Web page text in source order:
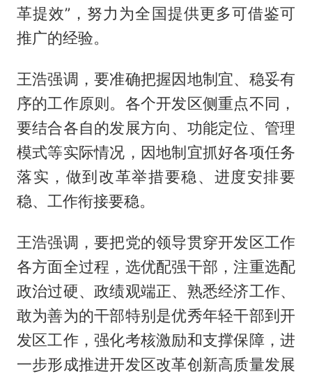
革提效”，努力为全国提供更多可借鉴可
推广的经验。
王浩强调，要准确把握因地制宜、稳妥有
序的工作原则。各个开发区侧重点不同，
要结合各自的发展方向、功能定位、管理
模式等实际情况，因地制宜抓好各项任务
落实，做到改革举措要稳、进度安排要
稳、工作衔接要稳。
王浩强调，要把党的领导贯穿开发区工作
各方面全过程，选优配强干部，注重选配
政治过硬、政绩观端正、熟悉经济工作、
敢为善为的干部特别是优秀年轻干部到开
发区工作，强化考核激励和支撑保障，进
一步形成推进开发区改革创新高质量发展